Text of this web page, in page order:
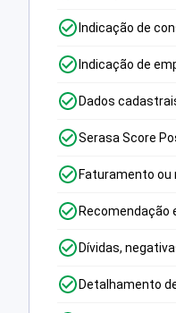
Indicação de
Indicação de
Dados
Serasa Score
Faturamento ou
Recomendação
Dívidas,
Detalhamento